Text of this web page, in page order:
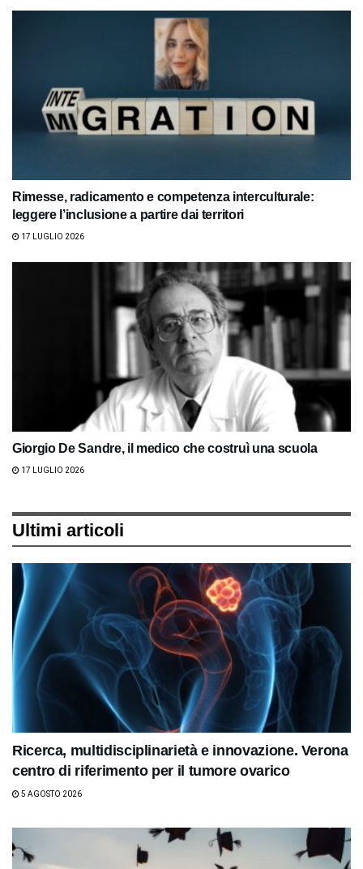
Rimesse, radicamento e competenza interculturale:
leggere l’inclusione a partire dai territori
17 LUGLIO 2026
Giorgio De Sandre, il medico che costruì una scuola
17 LUGLIO 2026
Ultimi articoli
Ricerca, multidisciplinarietà e innovazione. Verona
centro di riferimento per il tumore ovarico
5 AGOSTO 2026